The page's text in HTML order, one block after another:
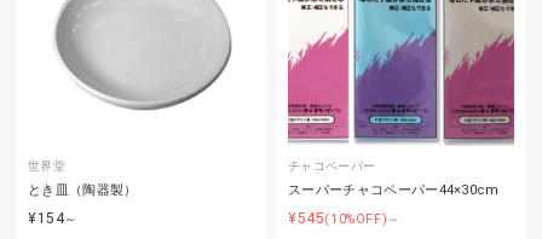
世界堂
とき皿（陶器製）
¥154～
チャコペーパー
スーパーチャコペーパー44×30cm
¥545(10%OFF)～